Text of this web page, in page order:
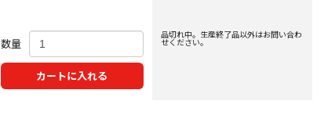
数量
カートに入れる
品切れ中。生産終了品以外はお問い合わ
せください。